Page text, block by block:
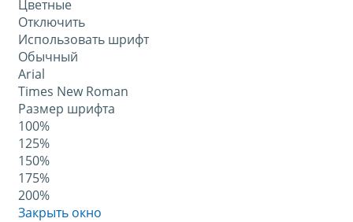
Цветные
Отключить
Использовать шрифт
Обычный
Arial
Times New Roman
Размер шрифта
100%
125%
150%
175%
200%
Закрыть окно